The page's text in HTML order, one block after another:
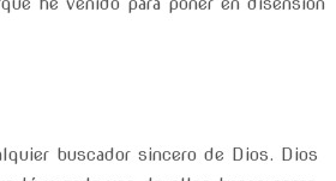
buscador sincero de Dios. Dios